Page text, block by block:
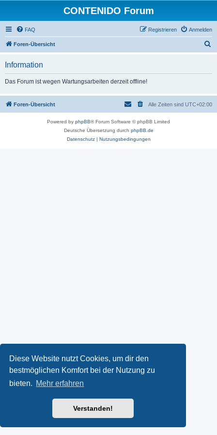
Diese Website nutzt Cookies, um dir den
bestmöglichen Komfort bei der Nutzung zu
bieten. Mehr erfahren
Verstanden!
CONTENIDO Forum
FAQ Anmelden
Registrieren
Foren-Übersicht
Information
Das Forum ist wegen Wartungsarbeiten derzeit offline!
Foren-Übersicht Alle Zeiten sind UTC+02:00
Powered by phpBB® Forum Software © phpBB Limited
Deutsche Übersetzung durch phpBB.de
Datenschutz| Nutzungsbedingungen